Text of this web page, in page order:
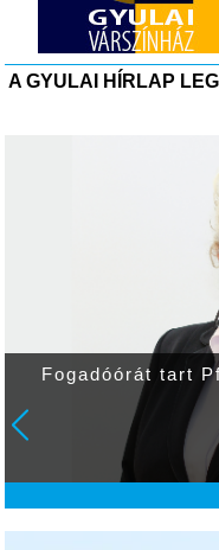
A GYULAI HÍRLAP
Fogadóórát tart